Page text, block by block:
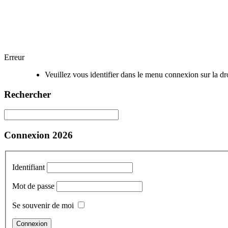
Erreur
Veuillez vous identifier dans le menu connexion sur la
Rechercher
Connexion 2026
Identifiant
Mot de passe
Se souvenir de moi